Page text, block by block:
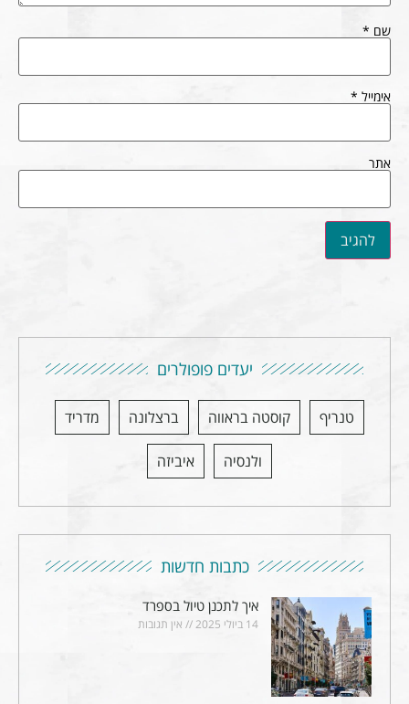
שם *
אימייל *
אתר
יעדים פופולרים
טנריף קוסטה בראווה ברצלונה מדריד
ולנסיה איביזה
כתבות חדשות
איך לתכנן טיול בספרד
14 ביולי 2025 אין תגובות